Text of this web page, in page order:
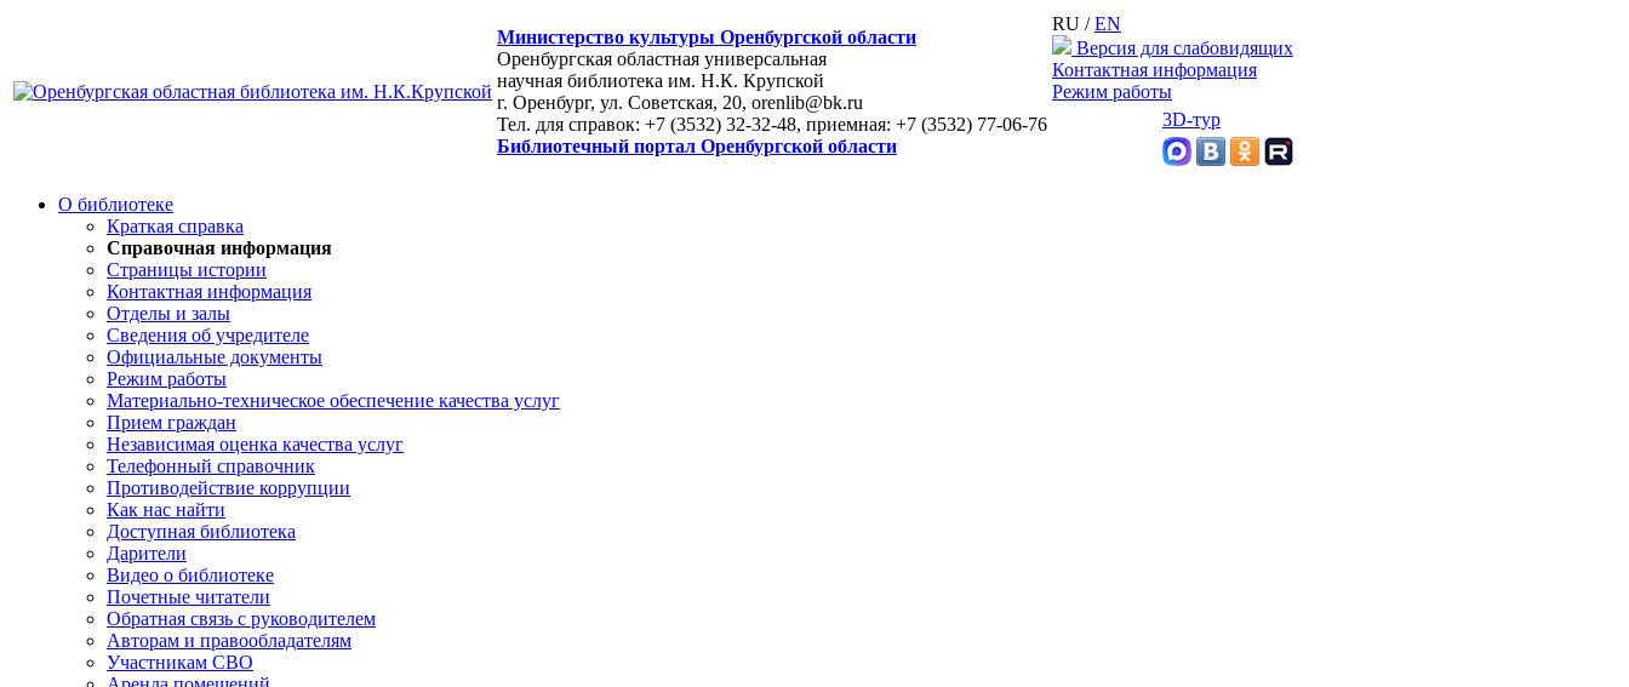
Министерство культуры Оренбургской области
Оренбургская областная универсальная
научная библиотека им. Н.К. Крупской
г. Оренбург, ул. Советская, 20, orenlib@bk.ru
Тел. для справок: +7 (3532) 32-32-48, приемная: +7 (3532) 77-06-76
Библиотечный портал Оренбургской области
RU /EN
Версия для слабовидящих
Контактная информация
Режим работы
3D-тур
О библиотеке
Краткая справка
Справочная информация
Страницы истории
Контактная информация
Отделы и залы
Сведения об учредителе
Официальные документы
Режим работы
Материально-техническое обеспечение качества услуг
Прием граждан
Независимая оценка качества услуг
Телефонный справочник
Противодействие коррупции
Как нас найти
Доступная библиотека
Дарители
Видео о библиотеке
Почетные читатели
Обратная связь с руководителем
Авторам и правообладателям
Участникам СВО